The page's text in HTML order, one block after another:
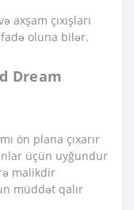
çıxışları
oluna bilər.
Dream
ön plana çıxarır
üçün uyğundur
malikdir
müddət qalır